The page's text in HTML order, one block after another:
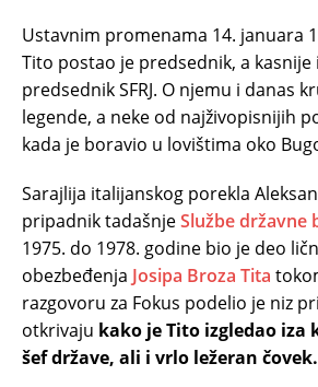
Ustavnim promenama 14. januara
Tito postao je predsednik, a kasnije
predsednik SFRJ. O njemu i danas
legende, a neke od najživopisnijih
kada je boravio u lovištima oko
Sarajlija italijanskog porekla
pripadnik tadašnjeSlužbe državne
1975. do 1978. godine bio je deo
obezbeđenja Josipa Broza Tita
razgovoru za Fokus podelio je niz
otkrivaju kako je Tito izgledao iza
šef države, ali i vrlo ležeran čovek.